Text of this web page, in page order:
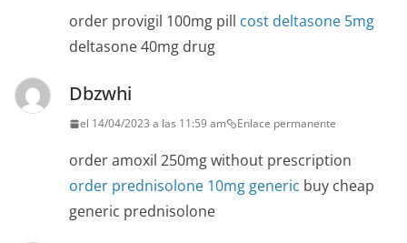
order provigil 100mg pill cost deltasone 5mg
deltasone 40mg drug
Dbzwhi
el 14/04/2023 a las 11:59 am Enlace permanente
order amoxil 250mg without prescription
order prednisolone 10mg generic buy cheap
generic prednisolone